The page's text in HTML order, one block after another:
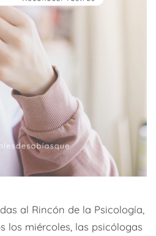
al Rincón de la Psicología,
los miércoles, las psicólogas